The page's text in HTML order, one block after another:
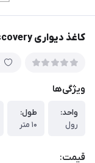
کاغذ دیواری Discovery مدل 1045
ویژگی‌ها
واحد:
رول
طول:
۱۰ متر
قیمت: